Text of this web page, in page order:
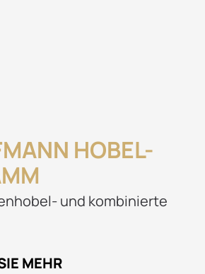
HOBEL-
und kombinierte
MEHR